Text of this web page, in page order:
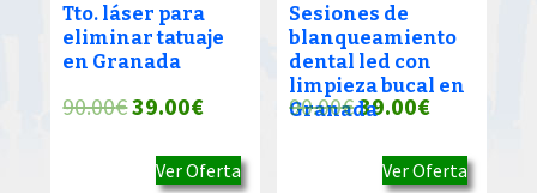
Tto. láser para
eliminar tatuaje
en Granada
90.00€El
original
39.00€El
actual
Ver Oferta
Sesiones de
blanqueamiento
dental led con
limpieza bucal en
Granada
90.00€El
original
39.00€El
actual
Ver Oferta